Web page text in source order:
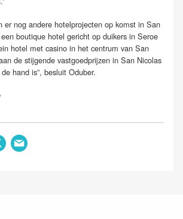
er nog andere hotelprojecten op komst in San
boutique hotel gericht op duikers in Seroe
hotel met casino in het centrum van San
de stijgende vastgoedprijzen in San Nicolas
hand is”, besluit Oduber.